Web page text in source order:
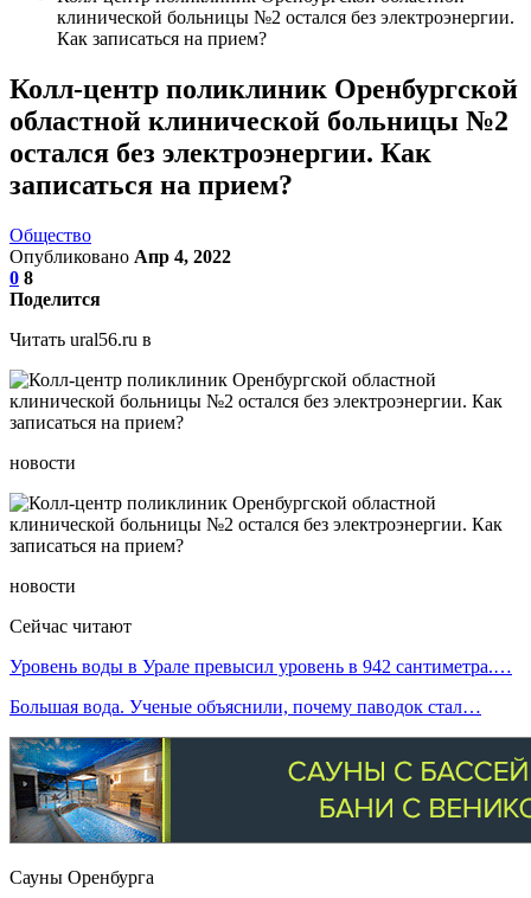
клинической больницы №2 остался без электроэнергии.
Как записаться на прием?
Колл-центр поликлиник Оренбургской
областной клинической больницы №2
остался без электроэнергии. Как
записаться на прием?
Общество
Опубликовано Апр 4, 2022
0 8
Поделится
Читать ural56.ru в
новости
новости
Сейчас читают
Уровень воды в Урале превысил уровень в 942 сантиметра.…
Большая вода. Ученые объяснили, почему паводок стал…
Сауны Оренбурга